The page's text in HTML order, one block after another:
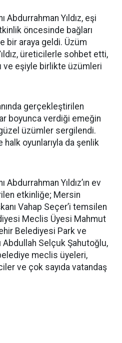
Abdurrahman Yıldız, eşi
öncesinde bağları
bir araya geldi. Üzüm
üreticilerle sohbet etti,
ve eşiyle birlikte üzümleri
gerçekleştirilen
boyunca verdiği emeğin
üzümler sergilendi.
oyunlarıyla da şenlik
Yıldız’ın ev
etkinliğe; Mersin
Vahap Seçer’i temsilen
Meclis Üyesi Mahmut
Belediyesi Park ve
Abdullah Selçuk Şahutoğlu,
meclis üyeleri,
ve çok sayıda vatandaş